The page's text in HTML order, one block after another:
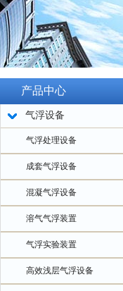
产品中心
气浮设备
气浮处理设备
成套气浮设备
混凝气浮设备
溶气气浮装置
气浮实验装置
高效浅层气浮设备